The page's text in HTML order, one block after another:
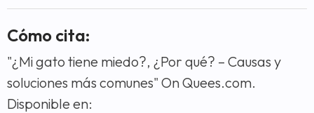
Cómo cita:
"¿Mi gato tiene miedo?, ¿Por qué? – Causas y
soluciones más comunes" On Quees.com.
Disponible en: